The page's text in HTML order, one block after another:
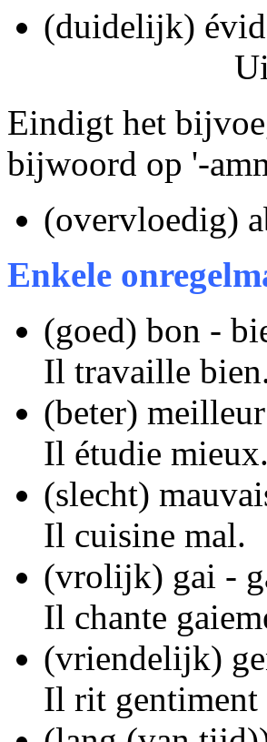
Eindigt het
bijwoord op '-
(overvloedig)
Enkele
(goed) bon -
Il travaille
(beter)
Il étudie mieux.
(slecht)
Il cuisine mal.
(vrolijk) gai -
Il chante
(vriendelijk)
Il rit gentiment